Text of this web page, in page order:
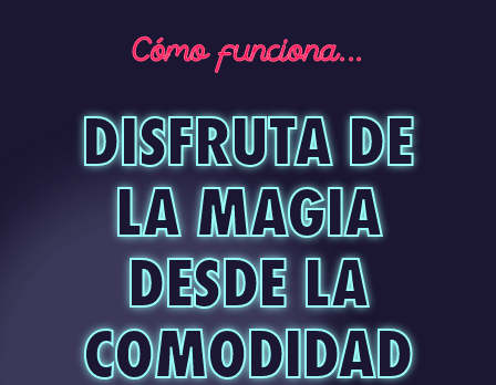
Cómo funciona...
DISFRUTA DE
LA MAGIA
DESDE LA
COMODIDAD